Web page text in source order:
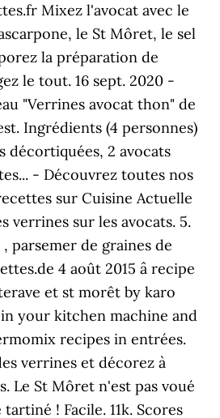
Mixez l'avocat avec le
le St Môret, le sel
la préparation de
le tout. 16 sept. 2020 -
"Verrines avocat thon" de
Ingrédients (4 personnes)
décortiquées, 2 avocats
- Découvrez toutes nos
sur Cuisine Actuelle
verrines sur les avocats. 5.
parsemer de graines de
4 août 2015 â recipe
et st morêt by karo
in your kitchen machine and
recipes in entrées.
verrines et décorez à
Le St Môret n'est pas voué
! Facile. 11k. Scores